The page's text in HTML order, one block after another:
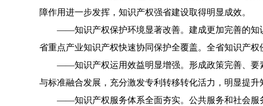
障作用进一步发挥，知识产权强省建设取得明显成效。
——知识产权保护环境显著改善。建成更加完善的知识
省重点产业知识产权快速协同保护全覆盖。全省知识产
——知识产权运用效益明显增强。形成政策完善、要素
与标准融合发展，充分激发专利转移转化活力，明显提
——知识产权服务体系全面夯实。公共服务和社会服务